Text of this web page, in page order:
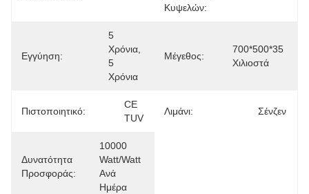
Κυψελών:
Εγγύηση:
5
Χρόνια,
5
Χρόνια
Μέγεθος:
700*500*35
Χιλιοστά
Πιστοποιητικό:
CE
TUV
Λιμάνι: Σένζεν
Δυνατότητα
Προσφοράς:
10000
Watt/Watt
Ανά
Ημέρα